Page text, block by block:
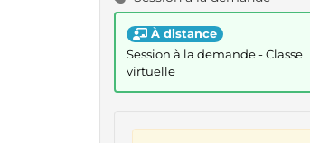
À distance
Session à la demande - Classe
virtuelle